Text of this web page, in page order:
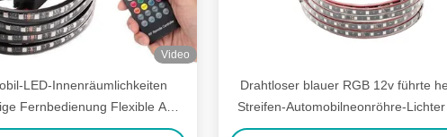
Video
LED-Innenräumlichkeiten
Fernbedienung Flexible ABS
Auto-LED-Streifenlicht
Drahtloser blauer RGB 12v führte
Streifen-Automobilneonröhre-Lichter
Autos 6W